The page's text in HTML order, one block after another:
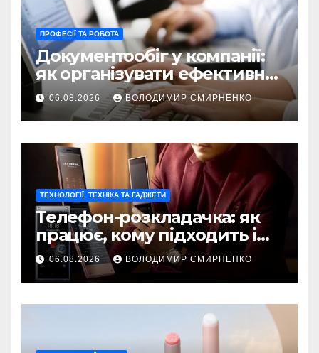
ПРОФЕСІЇ ТА РОБОТА
Документообіг у компанії:
як організувати ефективну
систему управління
06.08.2026 ВОЛОДИМИР СМИРНЕНКО
ТЕХНОЛОГІЇ, ТЕХНІКА ТА ГАДЖЕТИ
Телефон-розкладачка: як
працює, кому підходить і
що обрати
06.08.2026 ВОЛОДИМИР СМИРНЕНКО